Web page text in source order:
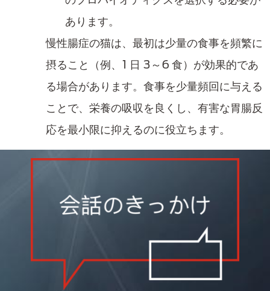
あります。
慢性腸症の猫は、最初は少量の食事を頻繁に
摂ること（例、1 日 3～6 食）が効果的であ
る場合があります。食事を少量頻回に与える
ことで、​栄養の吸収を良くし、有害な胃腸反
応を最小限に抑えるのに役立ちます。